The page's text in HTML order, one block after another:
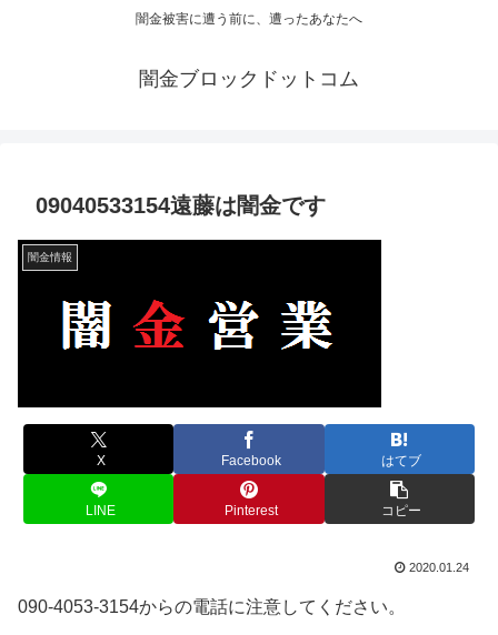
闇金被害に遭う前に、遭ったあなたへ
闇金ブロックドットコム
09040533154遠藤は闇金です
闇金情報
X Facebook はてブ
LINE Pinterest コピー
2020.01.24
090-4053-3154からの電話に注意してください。